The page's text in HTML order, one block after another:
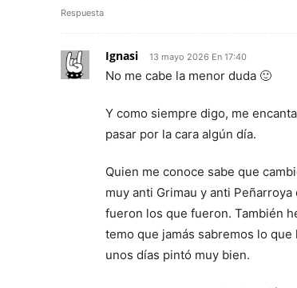
Respuesta
Ignasi 13 mayo 2026 En 17:40
No me cabe la menor duda 🙂
Y como siempre digo, me
pasar por la cara algún día.
Quien me conoce sabe que
muy anti Grimau y anti
fueron los que fueron. También
temo que jamás sabremos lo
unos días pintó muy bien.